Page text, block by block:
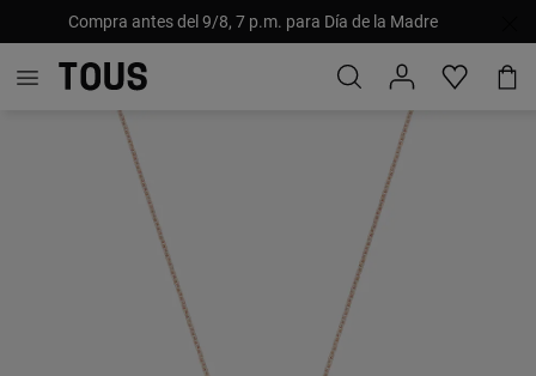
Compra antes del 9/8, 7 p.m. para Día de la Madre